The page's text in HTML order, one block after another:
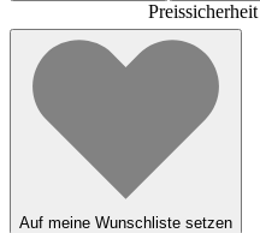
Preissicherheit
Auf meine Wunschliste setzen